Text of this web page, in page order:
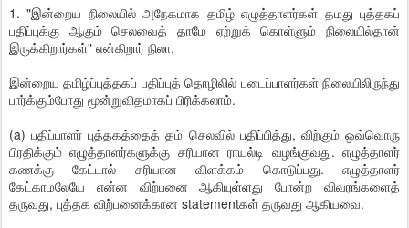
1. "இன்றைய நிலையில் அநேகமாக தமிழ் எழுத்தாளர்கள் தமது புத்தகப்
பதிப்புக்கு ஆகும் செலவைத் தாமே ஏற்றுக் கொள்ளும் நிலையில்தான்
இருக்கிறார்கள்" என்கிறார் நிலா.
இன்றைய தமிழ்ப்புத்தகப் பதிப்புத் தொழிலில் படைப்பாளர்கள் நிலையிலிருந்து
பார்க்கும்போது மூன்றுவிதமாகப் பிரிக்கலாம்.
(a) பதிப்பாளர் புத்தகத்தைத் தம் செலவில் பதிப்பித்து, விற்கும் ஒவ்வொரு
பிரதிக்கும் எழுத்தாளர்களுக்கு சரியான ராயல்டி வழங்குவது. எழுத்தாளர்
கணக்கு கேட்டால் சரியான விளக்கம் கொடுப்பது. எழுத்தாளர்
கேட்காமலேயே என்ன விற்பனை ஆகியுள்ளது போன்ற விவரங்களைத்
தருவது, புத்தக விற்பனைக்கான statementகள் தருவது ஆகியவை.